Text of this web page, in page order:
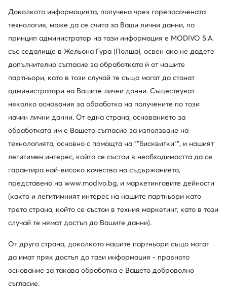
Сандали · Син
Fly London
Сандали · Син
Редовна цена114,02 €-46%
Най-ниска цена75,99 €-19%
Jenny Fairy
Сандали · Син · 10.5 cm
Актуална цена
19,94€
Редовна цена
Kappa
Сандали · Син
Актуална цена
30,99€
Доколкото информацията, получена чрез горепосочената
технология, може да се счита за Ваши лични данни, по
принцип администратор на тази информация е MODIVO S.A.
със седалище в Жельона Гура (Полша), освен ако не дадете
допълнително съгласие за обработката ѝ от нашите
партньори, като в този случай те също могат да станат
администратори на Вашите лични данни. Съществуват
няколко основания за обработка на получените по този
начин лични данни. От една страна, основанието за
обработката им е Вашето съгласие за използване на
технологията, основно с помощта на ""бисквитки"", и нашият
легитимен интерес, който се състои в необходимостта да се
гарантира най-високо качество на съдържанието,
представено на www.modivo.bg, и маркетинговите дейности
(както и легитимният интерес на нашите партньори като
трета страна, който се състои в техния маркетинг, като в този
случай те нямат достъп до Вашите данни).
От друга страна, доколкото нашите партньори също могат
да имат пряк достъп до тази информация - правното
основание за такава обработка е Вашето доброволно
съгласие.